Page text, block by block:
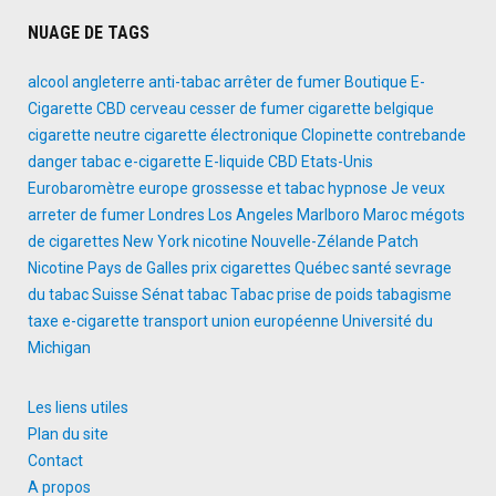
NUAGE DE TAGS
alcool angleterre anti-tabacarrêter de fumer Boutique E-
Cigarette CBD cerveau cesser de fumercigarette belgique
cigarette neutre cigarette électronique Clopinette contrebande
danger tabace-cigarette E-liquide CBD Etats-Unis
Eurobaromètre europe grossesse et tabac hypnose Je veux
arreter de fumer Londres Los Angeles Marlboro Marocmégots
de cigarettes New Yorknicotine Nouvelle-Zélande Patch
Nicotine Pays de Galles prix cigarettes Québecsanté sevrage
du tabacSuisse SénattabacTabac prise de poids tabagisme
taxe e-cigarette transportunion européenne Université du
Michigan
Les liens utiles
Plan du site
Contact
A propos